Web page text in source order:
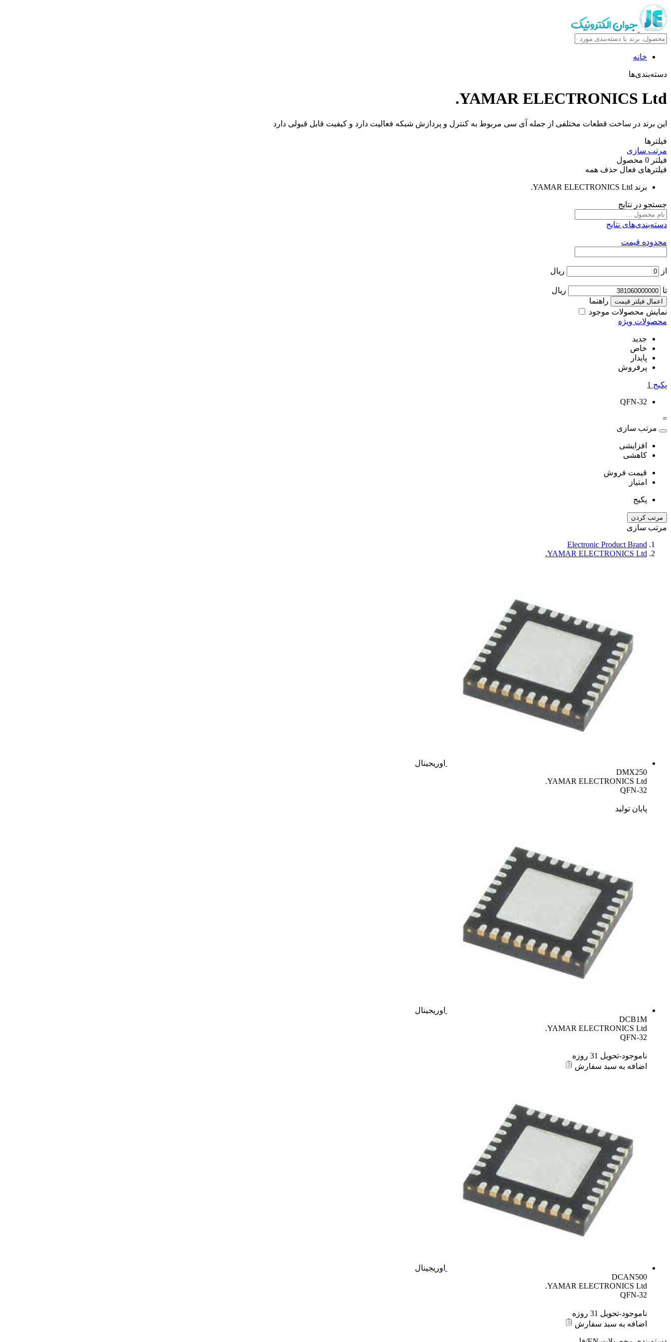
خانه
دسته‌بندی‌ها
YAMAR ELECTRONICS Ltd.
این برند در ساخت قطعات مختلفی از جمله آی سی مربوط به کنترل و پردازش شبکه فعالیت دارد و کیفیت قابل قبولی دارد
فیلترها
مرتب سازی
فیلتر 0 محصول
فیلترهای فعال حذف همه
برند YAMAR ELECTRONICS Ltd.
جستجو در نتایج
دسته‌بندی‌های نتایج
محدوده قیمت
از ریال
تا ریال
اعمال فیلتر قیمت
راهنما
نمایش محصولات موجود
محصولات ویژه
جدید
خاص
پایدار
پرفروش
پکیج 1
QFN-32
=
مرتب سازی
افزایشی
کاهشی
قیمت فروش
امتیاز
پکیج
مرتب کردن
مرتب سازی
Electronic Product Brand
YAMAR ELECTRONICS Ltd.
اوریجینال
DMX250
YAMAR ELECTRONICS Ltd.
QFN-32
پایان تولید
اوریجینال
DCB1M
YAMAR ELECTRONICS Ltd.
QFN-32
ناموجود-تحویل 31 روزه
اضافه به سبد سفارش
اوریجینال
DCAN500
YAMAR ELECTRONICS Ltd.
QFN-32
ناموجود-تحویل 31 روزه
اضافه به سبد سفارش